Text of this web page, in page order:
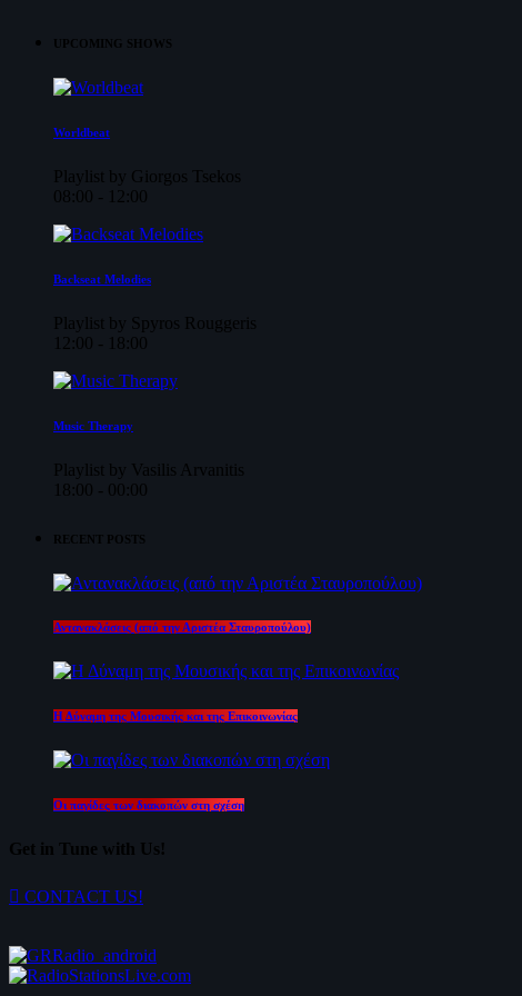
UPCOMING SHOWS
Worldbeat
Playlist by Giorgos Tsekos
08:00 - 12:00
Backseat Melodies
Playlist by Spyros Rouggeris
12:00 - 18:00
Music Therapy
Playlist by Vasilis Arvanitis
18:00 - 00:00
RECENT POSTS
Αντανακλάσεις (από την Αριστέα Σταυροπούλου)
Η Δύναμη της Μουσικής και της Επικοινωνίας
Οι παγίδες των διακοπών στη σχέση
Get in Tune with Us!
CONTACT US!